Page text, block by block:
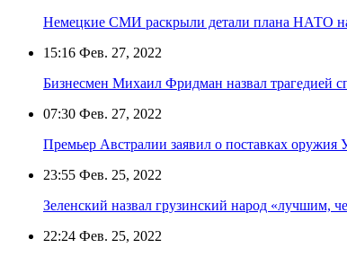
Немецкие СМИ раскрыли детали плана НАТО
15:16 Фев. 27, 2022
Бизнесмен Михаил Фридман назвал трагедией
07:30 Фев. 27, 2022
Премьер Австралии заявил о поставках
23:55 Фев. 25, 2022
Зеленский назвал грузинский народ «лучшим,
22:24 Фев. 25, 2022